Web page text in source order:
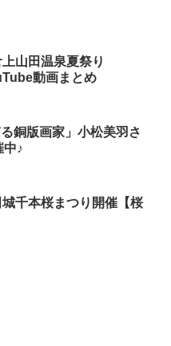
山田温泉夏祭り
動画まとめ
る銅版画家」小松美羽さ
中♪
千本桜まつり開催【桜